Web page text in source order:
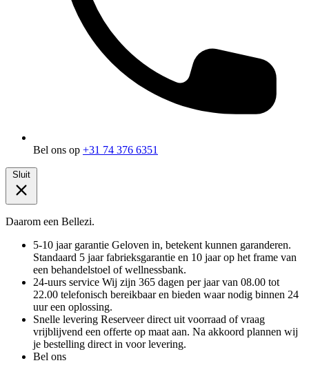
Bel ons op +31 74 376 6351
Sluit
Daarom een Bellezi.
5-10 jaar garantie Geloven in, betekent kunnen garanderen.
Standaard 5 jaar fabrieksgarantie en 10 jaar op het frame van
een behandelstoel of wellnessbank.
24-uurs service Wij zijn 365 dagen per jaar van 08.00 tot
22.00 telefonisch bereikbaar en bieden waar nodig binnen 24
uur een oplossing.
Snelle levering Reserveer direct uit voorraad of vraag
vrijblijvend een offerte op maat aan. Na akkoord plannen wij
je bestelling direct in voor levering.
Bel ons